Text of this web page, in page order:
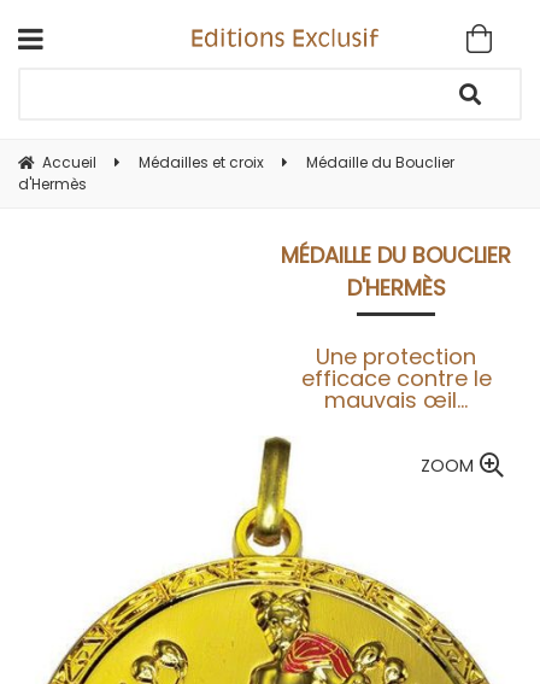
Accueil Médailles et croix
Médaille du Bouclier
d'Hermès
MÉDAILLE DU BOUCLIER
D'HERMÈS
Une protection
efficace contre le
mauvais œil...
ZOOM